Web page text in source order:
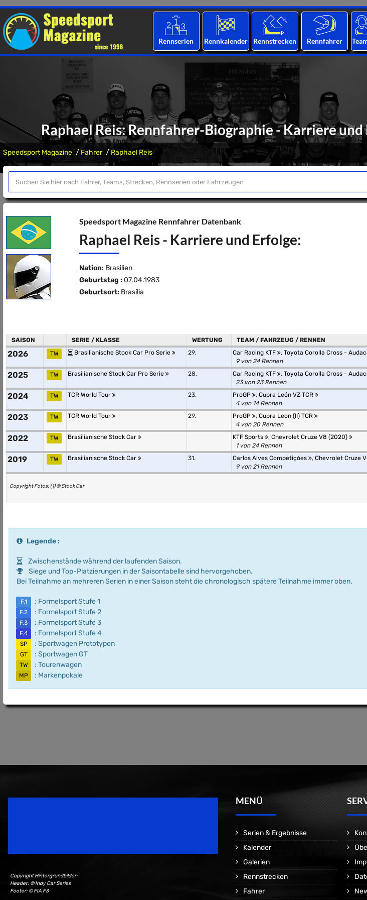
Rennserien Rennkalender Rennstrecken Rennfahrer
Raphael Reis: Rennfahrer-Biographie - Karriere und
Speedsport Magazine Fahrer Raphael Reis
Speedsport Magazine Rennfahrer Datenbank
Raphael Reis - Karriere und Erfolge:
Nation: Brasilien
Geburtstag : 07.04.1983
Geburtsort: Brasília
SAISON SERIE / KLASSE WERTUNG TEAM / FAHRZEUG / RENNEN
2026 TW Brasilianische Stock Car Pro Serie 29. Car Racing KTF , Toyota Corolla Cross -
9 von 24 Rennen
2025 TW Brasilianische Stock Car Pro Serie 28. Car Racing KTF , Toyota Corolla Cross -
23 von 23 Rennen
2024 TW TCR World Tour 23. ProGP , Cupra León VZ TCR
4 von 14 Rennen
2023 TW TCR World Tour 29. ProGP , Cupra Leon (II) TCR
4 von 20 Rennen
2022 TW Brasilianische Stock Car KTF Sports , Chevrolet Cruze V8 (2020)
1 von 24 Rennen
2019 TW Brasilianische Stock Car 31. Carlos Alves Competições , Chevrolet Cruze
9 von 21 Rennen
Copyright Fotos: (1) © Stock Car
Legende :
Zwischenstände während der laufenden Saison.
Siege und Top-Platzierungen in der Saisontabelle sind hervorgehoben.
Bei Teilnahme an mehreren Serien in einer Saison steht die chronologisch spätere Teilnahme immer oben.
F.1 : Formelsport Stufe 1
F.2 : Formelsport Stufe 2
F.3 : Formelsport Stufe 3
F.4 : Formelsport Stufe 4
SP : Sportwagen Prototypen
GT : Sportwagen GT
TW : Tourenwagen
MP : Markenpokale
Copyright Hintergrundbilder:
Header: © Indy Car Series
Footer: © FIA F3
MENÜ
Serien & Ergebnisse
Kalender
Galerien
Rennstrecken
Fahrer